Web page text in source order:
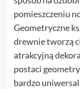
pomieszczeniu
Geometryczne
drewnie tworzą
atrakcyjną
postaci
bardzo